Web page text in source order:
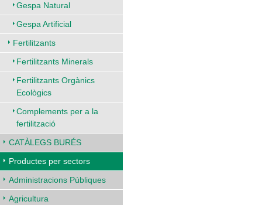
Gespa Natural
Gespa Artificial
Fertilitzants
Fertilitzants Minerals
Fertilitzants Orgànics
Ecològics
Complements per a la
fertilització
CATÀLEGS BURÉS
Productes per sectors
Administracions Públiques
Agricultura